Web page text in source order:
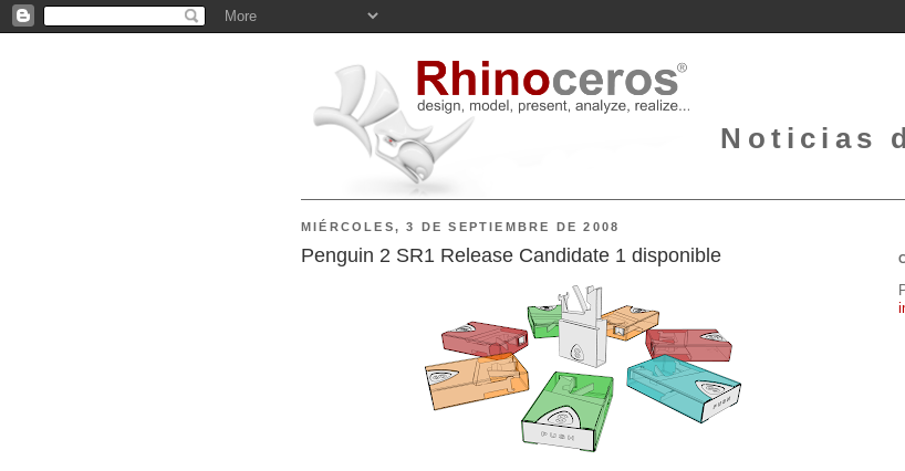
Noticias
MIÉRCOLES, 3 DE SEPTIEMBRE DE 2008
Penguin 2 SR1 Release Candidate 1 disponible